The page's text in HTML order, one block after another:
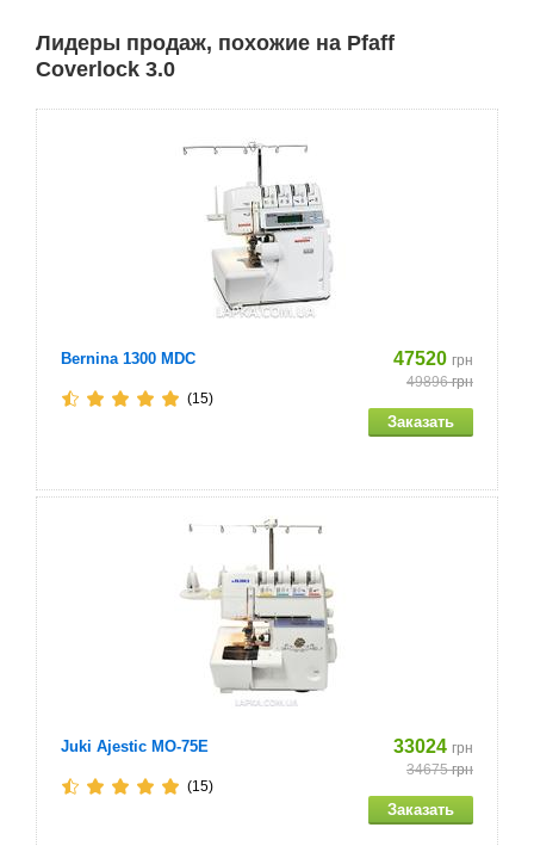
Страна производитель – Тайвань
Лидеры продаж, похожие на Pfaff
Coverlock 3.0
Bernina 1300 MDC 47520 грн
49896грн
(15)
Juki Ajestic MO-75E 33024 грн
34675грн
(15)